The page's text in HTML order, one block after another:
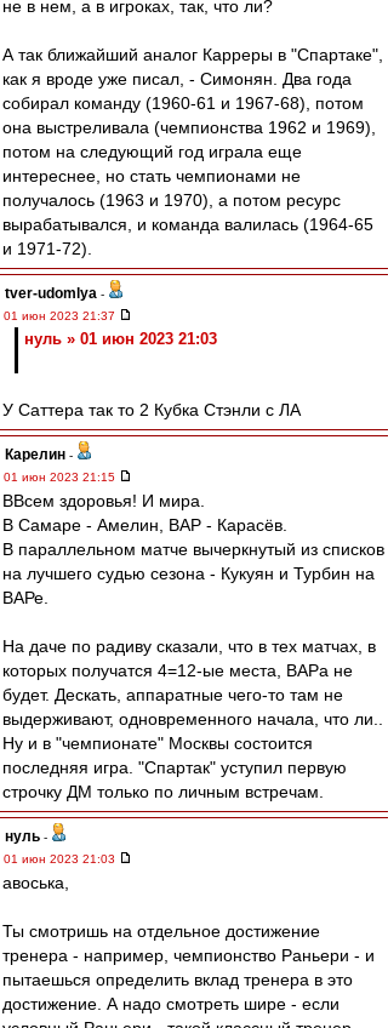
не в нем, а в игроках, так, что ли?
А так ближайший аналог Карреры в "Спартаке",
как я вроде уже писал, - Симонян. Два года
собирал команду (1960-61 и 1967-68), потом
она выстреливала (чемпионства 1962 и 1969),
потом на следующий год играла еще
интереснее, но стать чемпионами не
получалось (1963 и 1970), а потом ресурс
вырабатывался, и команда валилась (1964-65
и 1971-72).
tver-udomlya -
01 июн 2023 21:37
нуль » 01 июн 2023 21:03
У Саттера так то 2 Кубка Стэнли с ЛА
Карелин -
01 июн 2023 21:15
ВВсем здоровья! И мира.
В Самаре - Амелин, ВАР - Карасёв.
В параллельном матче вычеркнутый из списков
на лучшего судью сезона - Кукуян и Турбин на
ВАРе.
На даче по радиву сказали, что в тех матчах, в
которых получатся 4=12-ые места, ВАРа не
будет. Дескать, аппаратные чего-то там не
выдерживают, одновременного начала, что ли..
Ну и в "чемпионате" Москвы состоится
последняя игра. "Спартак" уступил первую
строчку ДМ только по личным встречам.
нуль -
01 июн 2023 21:03
авоська,
Ты смотришь на отдельное достижение
тренера - например, чемпионство Раньери - и
пытаешься определить вклад тренера в это
достижение. А надо смотреть шире - если